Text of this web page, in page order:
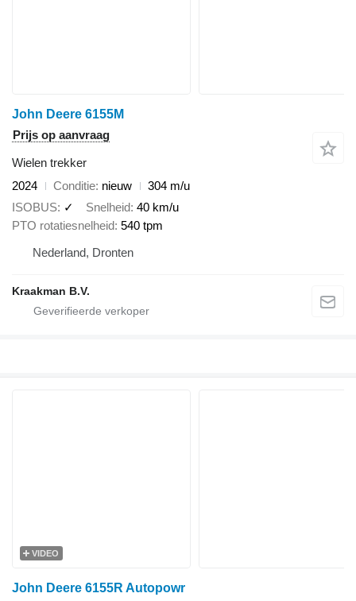
John Deere 6155M
Prijs op aanvraag
Wielen trekker
2024
Conditie nieuw
304 m/u
ISOBUS ✓ Snelheid 40 km/u
PTO rotatiesnelheid 540 tpm
Nederland, Dronten
Kraakman B.V.
VIDEO
John Deere 6155R Autopowr